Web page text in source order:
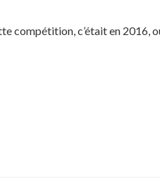
compétition, c’était en 2016,